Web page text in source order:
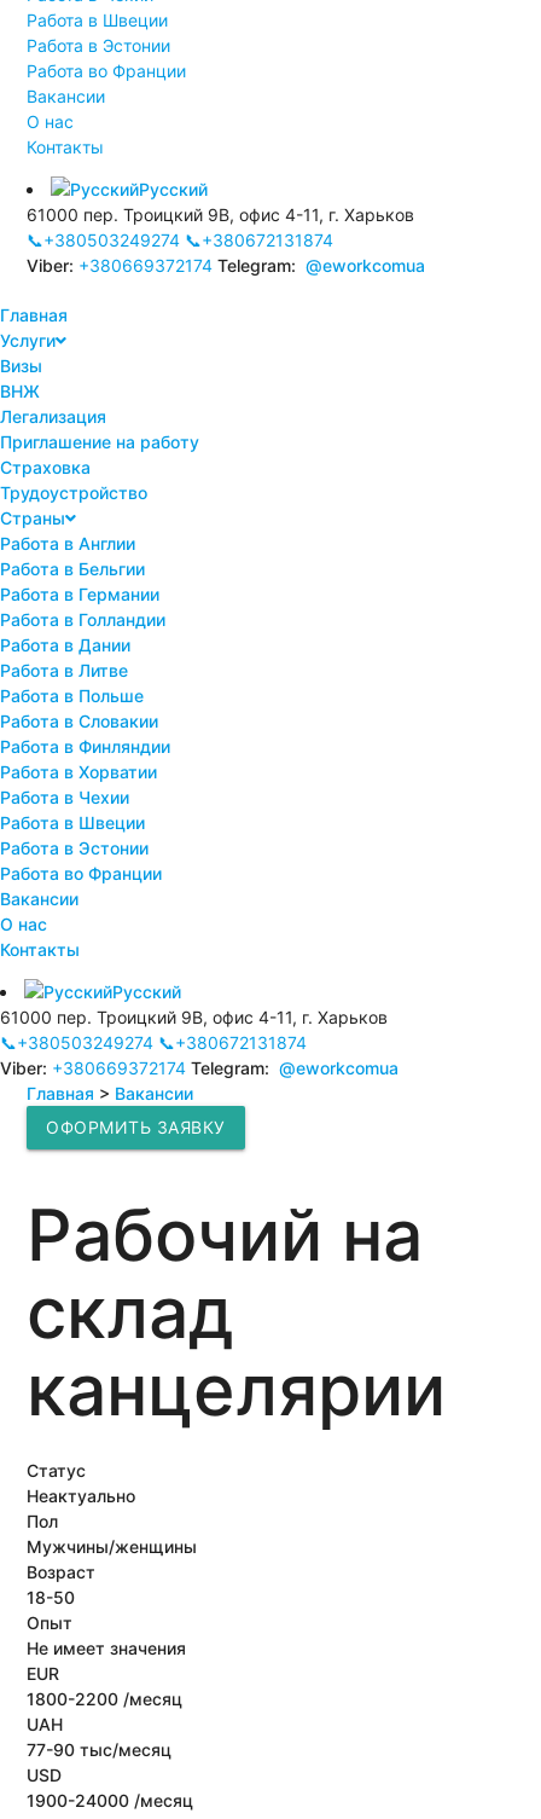
Работа в Швеции
Работа в Эстонии
Работа во Франции
Вакансии
О нас
Контакты
Русский
61000 пер. Троицкий 9В, офис 4-11, г. Харьков
📞+380503249274 📞+380672131874
Viber: +380669372174 Telegram: @eworkcomua
Главная
Услуги
Визы
ВНЖ
Легализация
Приглашение на работу
Страховка
Трудоустройство
Страны
Работа в Англии
Работа в Бельгии
Работа в Германии
Работа в Голландии
Работа в Дании
Работа в Литве
Работа в Польше
Работа в Словакии
Работа в Финляндии
Работа в Хорватии
Работа в Чехии
Работа в Швеции
Работа в Эстонии
Работа во Франции
Вакансии
О нас
Контакты
Русский
61000 пер. Троицкий 9В, офис 4-11, г. Харьков
📞+380503249274 📞+380672131874
Viber: +380669372174 Telegram: @eworkcomua
Главная > Вакансии
ОФОРМИТЬ ЗАЯВКУ
Рабочий на
склад
канцелярии
Статус
Неактуально
Пол
Мужчины/женщины
Возраст
18-50
Опыт
Не имеет значения
EUR
1800-2200 /месяц
UAH
77-90 тыс/месяц
USD
1900-24000 /месяц